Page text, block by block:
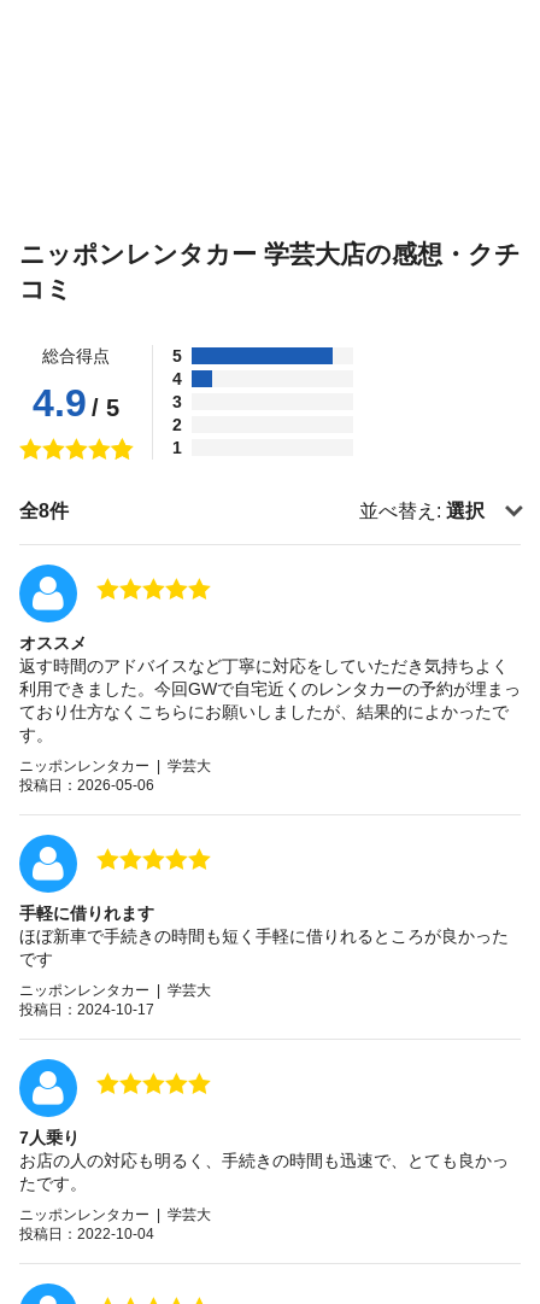
ニッポンレンタカー 学芸大店の感想・クチ
コミ
総合得点
4.9 / 5
5
4
3
2
1
全8件 並べ替え: 選択
オススメ
返す時間のアドバイスなど丁寧に対応をしていただき気持ちよく
利用できました。今回GWで自宅近くのレンタカーの予約が埋まっ
ており仕方なくこちらにお願いしましたが、結果的によかったで
す。
ニッポンレンタカー | 学芸大
投稿日：2026-05-06
手軽に借りれます
ほぼ新車で手続きの時間も短く手軽に借りれるところが良かった
です
ニッポンレンタカー | 学芸大
投稿日：2024-10-17
7人乗り
お店の人の対応も明るく、手続きの時間も迅速で、とても良かっ
たです。
ニッポンレンタカー | 学芸大
投稿日：2022-10-04